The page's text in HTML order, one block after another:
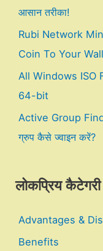
आसान तरीका!
Rubi Network
Coin To Your
All Windows ISO
64-bit
Active Group
ग्रुप कैसे ज्वाइन करें?
लोकप्रिय कैटेगरी
Advantages &
Benefits